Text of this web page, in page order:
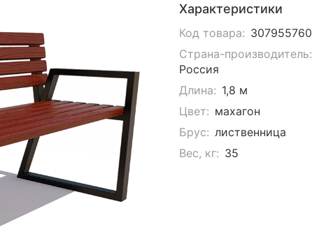
Характеристики
Код товара: 307955760
Страна-производитель:
Россия
Длина: 1,8 м
Цвет: махагон
Брус: лиственница
Вес, кг: 35